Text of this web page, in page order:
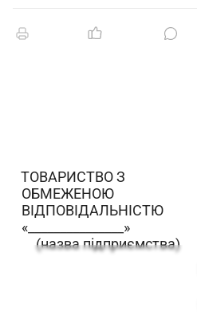
ТОВАРИСТВО З
ОБМЕЖЕНОЮ
ВІДПОВІДАЛЬНІСТЮ
«_______________»
(назва підприємства)